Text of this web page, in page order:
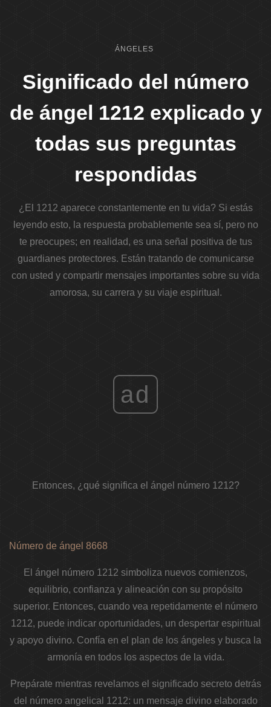
ÁNGELES
Significado del número
de ángel 1212 explicado y
todas sus preguntas
respondidas
¿El 1212 aparece constantemente en tu vida? Si estás
leyendo esto, la respuesta probablemente sea sí, pero no
te preocupes; en realidad, es una señal positiva de tus
guardianes protectores. Están tratando de comunicarse
con usted y compartir mensajes importantes sobre su vida
amorosa, su carrera y su viaje espiritual.
ad
Entonces, ¿qué significa el ángel número 1212?
Número de ángel 8668
El ángel número 1212 simboliza nuevos comienzos,
equilibrio, confianza y alineación con su propósito
superior. Entonces, cuando vea repetidamente el número
1212, puede indicar oportunidades, un despertar espiritual
y apoyo divino. Confía en el plan de los ángeles y busca la
armonía en todos los aspectos de la vida.
Prepárate mientras revelamos el significado secreto detrás
del número angelical 1212: un mensaje divino elaborado